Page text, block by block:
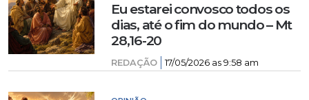
Eu estarei convosco todos os
dias, até o fim do mundo – Mt
28,16-20
REDAÇÃO 17/05/2026 as 9:58 am